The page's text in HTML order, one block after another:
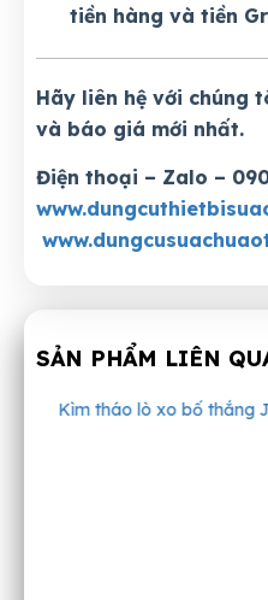
tiền hàng và tiền
Hãy liên hệ với chúng
và báo giá mới nhất.
Điện thoại – Zalo –
SẢN PHẨM LIÊN